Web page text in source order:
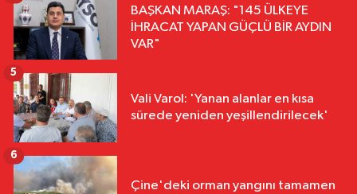
BAŞKAN MARAŞ: "145 ÜLKEYE
İHRACAT YAPAN GÜÇLÜ BİR AYDIN
VAR"
Vali Varol: 'Yanan alanlar en kısa
sürede yeniden yeşillendirilecek'
5
Çine'deki orman yangını tamamen
6